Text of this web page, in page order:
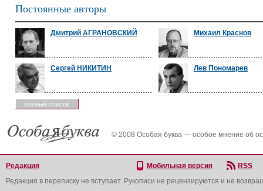
Постоянные авторы
Дмитрий АГРАНОВСКИЙ Михаил Краснов
Сергей НИКИТИН Лев Пономарев
полный список
© 2008 Особая буква — особое мнение об
Редакция Мобильная версия
RSS
Редакция в переписку не вступает. Рукописи не рецензируются и не